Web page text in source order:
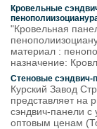
Кровельные
"Кровельная
материал :
назначение:
Стеновые сэндвич-
Курский Завод
представляет на
сэндвич-панели с
оптовым ценам